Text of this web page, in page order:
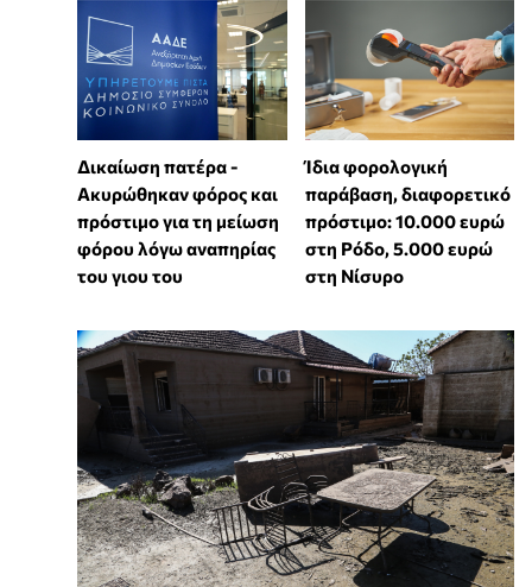
Δικαίωση πατέρα -
Ακυρώθηκαν φόρος και
πρόστιμο για τη μείωση
φόρου λόγω αναπηρίας
του γιου του
Ίδια φορολογική
παράβαση, διαφορετικό
πρόστιμο: 10.000 ευρώ
στη Ρόδο, 5.000 ευρώ
στη Νίσυρο